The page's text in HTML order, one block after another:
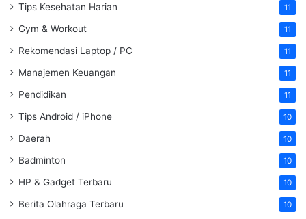
Tips Kesehatan Harian 11
Gym & Workout 11
Rekomendasi Laptop / PC 11
Manajemen Keuangan 11
Pendidikan 11
Tips Android / iPhone 10
Daerah 10
Badminton 10
HP & Gadget Terbaru 10
Berita Olahraga Terbaru 10